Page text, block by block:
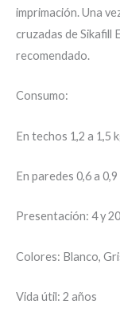
imprimación. Una
cruzadas de Sikafill
recomendado.
Consumo:
En techos 1,2 a 1,5
En paredes 0,6 a 0,9
Presentación: 4 y
Colores: Blanco,
Vida útil: 2 años